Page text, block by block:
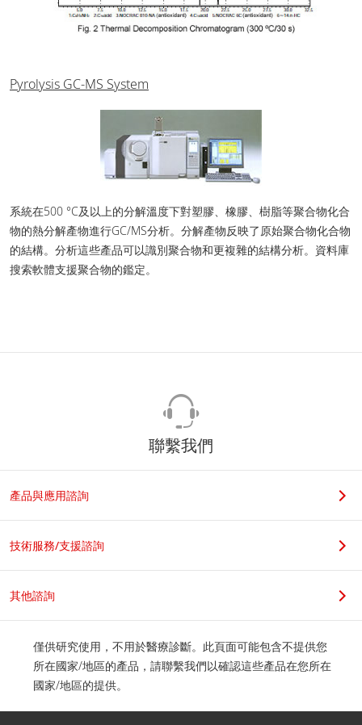
Pyrolysis GC-MS System
系統在500 °C及以上的分解溫度下對塑膠、橡膠、樹脂等聚合物化合
物的熱分解產物進行GC/MS分析。分解產物反映了原始聚合物化合物
的結構。分析這些產品可以識別聚合物和更複雜的結構分析。資料庫
搜索軟體支援聚合物的鑑定。
聯繫我們
產品與應用諮詢
技術服務/支援諮詢
其他諮詢
僅供研究使用，不用於醫療診斷。此頁面可能包含不提供您
所在國家/地區的產品，請聯繫我們以確認這些產品在您所在
國家/地區的提供。